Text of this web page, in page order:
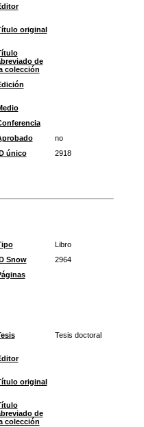
original
de
colección
no
único
2918
Libro
Snow
2964
Tesis doctoral
original
de
colección